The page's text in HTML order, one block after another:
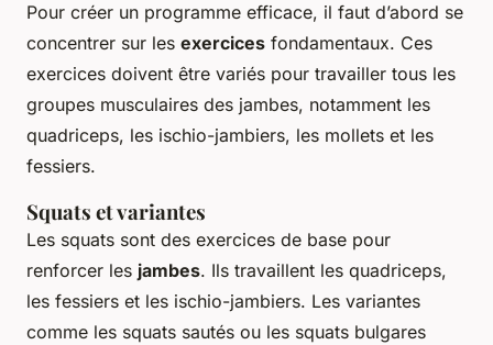
Pour créer un programme efficace, il faut d’abord se
concentrer sur les exercices fondamentaux. Ces
exercices doivent être variés pour travailler tous les
groupes musculaires des jambes, notamment les
quadriceps, les ischio-jambiers, les mollets et les
fessiers.
Squats et variantes
Les squats sont des exercices de base pour
renforcer les jambes. Ils travaillent les quadriceps,
les fessiers et les ischio-jambiers. Les variantes
comme les squats sautés ou les squats bulgares